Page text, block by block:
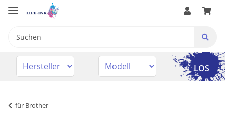
LOS
für Brother